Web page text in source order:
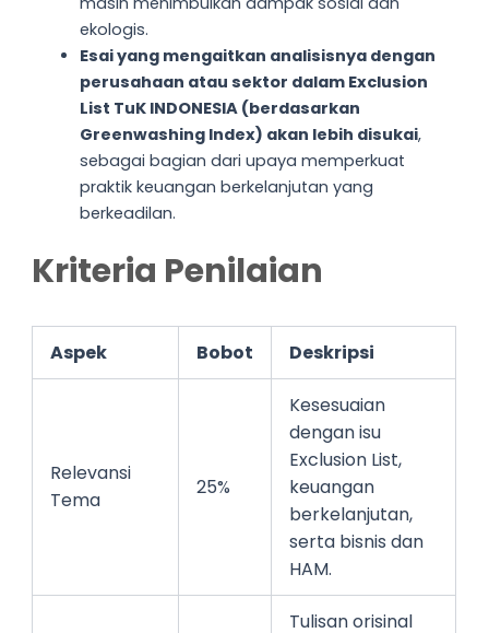
ekologis.
Esai yang mengaitkan analisisnya dengan
perusahaan atau sektor dalam Exclusion
List TuK INDONESIA (berdasarkan
Greenwashing Index) akan lebih disukai,
sebagai bagian dari upaya memperkuat
praktik keuangan berkelanjutan yang
berkeadilan.
Kriteria Penilaian
Aspek Bobot Deskripsi
Relevansi
Tema
25%
Kesesuaian
dengan isu
Exclusion List,
keuangan
berkelanjutan,
serta bisnis dan
HAM.
Tulisan orisinal